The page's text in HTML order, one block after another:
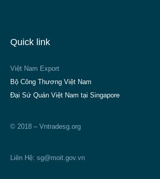
Quick link
Việt Nam Export
Bộ Công Thương Việt Nam
Đại Sứ Quán Việt Nam tại Singapore
© 2018 – Vntradesg.org
Liên Hệ: sg@moit.gov.vn